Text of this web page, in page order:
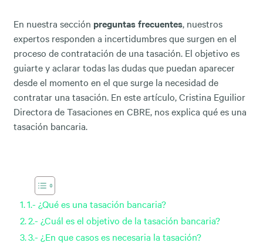
En nuestra sección preguntas frecuentes, nuestros
expertos responden a incertidumbres que surgen en el
proceso de contratación de una tasación. El objetivo es
guiarte y aclarar todas las dudas que puedan aparecer
desde el momento en el que surge la necesidad de
contratar una tasación. En este artículo, Cristina Eguilior
Directora de Tasaciones en CBRE, nos explica qué es una
tasación bancaria.
1.- ¿Qué es una tasación bancaria?
2.- ¿Cuál es el objetivo de la tasación bancaria?
3.- ¿En que casos es necesaria la tasación?